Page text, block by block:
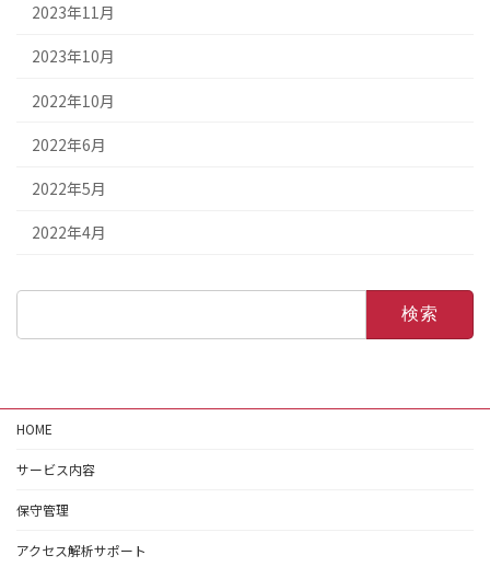
2023年11月
2023年10月
2022年10月
2022年6月
2022年5月
2022年4月
検
HOME
サービス内容
保守管理
アクセス解析サポート